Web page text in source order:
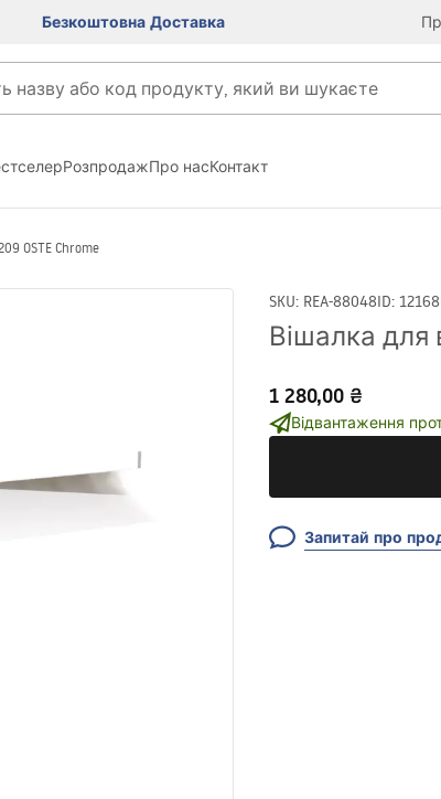
Безкоштовна Доставка
РозпродажПро насКонтакт
OSTE Chrome
SKU: REA-88048ID: 12168
Вішалка для
1 280,00 ₴
Відвантаження
Запитай про